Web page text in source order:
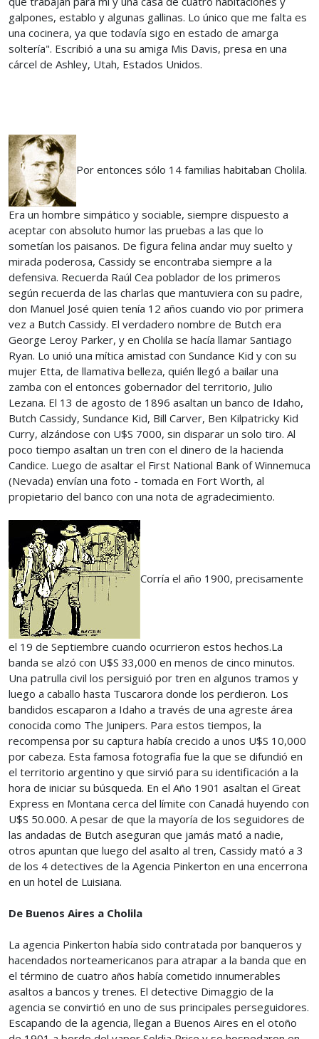
galpones, establo y algunas gallinas. Lo único que me falta es
una cocinera, ya que todavía sigo en estado de amarga
soltería". Escribió a una su amiga Mis Davis, presa en una
cárcel de Ashley, Utah, Estados Unidos.
Por entonces sólo 14 familias habitaban Cholila.
Era un hombre simpático y sociable, siempre dispuesto a
aceptar con absoluto humor las pruebas a las que lo
sometían los paisanos. De figura felina andar muy suelto y
mirada poderosa, Cassidy se encontraba siempre a la
defensiva. Recuerda Raúl Cea poblador de los primeros
según recuerda de las charlas que mantuviera con su padre,
don Manuel José quien tenía 12 años cuando vio por primera
vez a Butch Cassidy. El verdadero nombre de Butch era
George Leroy Parker, y en Cholila se hacía llamar Santiago
Ryan. Lo unió una mítica amistad con Sundance Kid y con su
mujer Etta, de llamativa belleza, quién llegó a bailar una
zamba con el entonces gobernador del territorio, Julio
Lezana. El 13 de agosto de 1896 asaltan un banco de Idaho,
Butch Cassidy, Sundance Kid, Bill Carver, Ben Kilpatricky Kid
Curry, alzándose con U$S 7000, sin disparar un solo tiro. Al
poco tiempo asaltan un tren con el dinero de la hacienda
Candice. Luego de asaltar el First National Bank of Winnemuca
(Nevada) envían una foto - tomada en Fort Worth, al
propietario del banco con una nota de agradecimiento.
Corría el año 1900, precisamente
el 19 de Septiembre cuando ocurrieron estos hechos.La
banda se alzó con U$S 33,000 en menos de cinco minutos.
Una patrulla civil los persiguió por tren en algunos tramos y
luego a caballo hasta Tuscarora donde los perdieron. Los
bandidos escaparon a Idaho a través de una agreste área
conocida como The Junipers. Para estos tiempos, la
recompensa por su captura había crecido a unos U$S 10,000
por cabeza. Esta famosa fotografía fue la que se difundió en
el territorio argentino y que sirvió para su identificación a la
hora de iniciar su búsqueda. En el Año 1901 asaltan el Great
Express en Montana cerca del límite con Canadá huyendo con
U$S 50.000. A pesar de que la mayoría de los seguidores de
las andadas de Butch aseguran que jamás mató a nadie,
otros apuntan que luego del asalto al tren, Cassidy mató a 3
de los 4 detectives de la Agencia Pinkerton en una encerrona
en un hotel de Luisiana.
De Buenos Aires a Cholila
La agencia Pinkerton había sido contratada por banqueros y
hacendados norteamericanos para atrapar a la banda que en
el término de cuatro años había cometido innumerables
asaltos a bancos y trenes. El detective Dimaggio de la
agencia se convirtió en uno de sus principales perseguidores.
Escapando de la agencia, llegan a Buenos Aires en el otoño